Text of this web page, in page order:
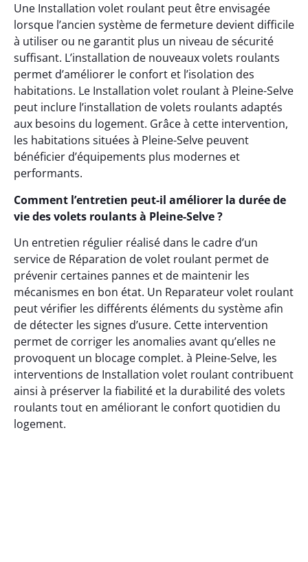
Une Installation volet roulant peut être envisagée
lorsque l’ancien système de fermeture devient difficile
à utiliser ou ne garantit plus un niveau de sécurité
suffisant. L’installation de nouveaux volets roulants
permet d’améliorer le confort et l’isolation des
habitations. Le Installation volet roulant à Pleine-Selve
peut inclure l’installation de volets roulants adaptés
aux besoins du logement. Grâce à cette intervention,
les habitations situées à Pleine-Selve peuvent
bénéficier d’équipements plus modernes et
performants.
Comment l’entretien peut-il améliorer la durée de
vie des volets roulants à Pleine-Selve ?
Un entretien régulier réalisé dans le cadre d’un
service de Réparation de volet roulant permet de
prévenir certaines pannes et de maintenir les
mécanismes en bon état. Un Reparateur volet roulant
peut vérifier les différents éléments du système afin
de détecter les signes d’usure. Cette intervention
permet de corriger les anomalies avant qu’elles ne
provoquent un blocage complet. à Pleine-Selve, les
interventions de Installation volet roulant contribuent
ainsi à préserver la fiabilité et la durabilité des volets
roulants tout en améliorant le confort quotidien du
logement.